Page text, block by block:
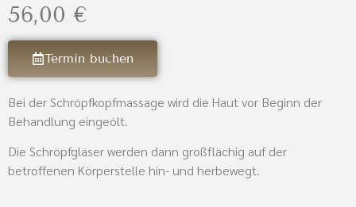
56,00 €
Termin buchen
Bei der Schröpfkopfmassage wird die Haut vor Beginn der
Behandlung eingeölt.
Die Schröpfgläser werden dann großflächig auf der
betroffenen Körperstelle hin- und herbewegt.